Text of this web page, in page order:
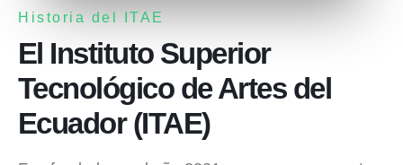
Historia del ITAE
El Instituto Superior
Tecnológico de Artes del
Ecuador (ITAE)